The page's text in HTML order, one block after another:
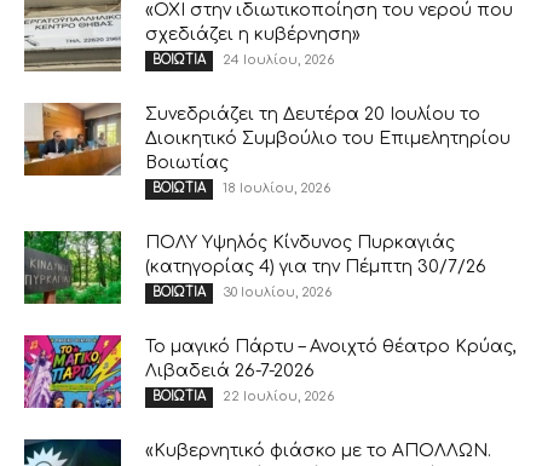
«ΟΧΙ στην ιδιωτικοποίηση του νερού που
σχεδιάζει η κυβέρνηση»
ΒΟΙΩΤΙΑ 24 Ιουλίου, 2026
Συνεδριάζει τη Δευτέρα 20 Ιουλίου το
Διοικητικό Συμβούλιο του Επιμελητηρίου
Βοιωτίας
ΒΟΙΩΤΙΑ 18 Ιουλίου, 2026
ΠΟΛΥ Υψηλός Κίνδυνος Πυρκαγιάς
(κατηγορίας 4) για την Πέμπτη 30/7/26
ΒΟΙΩΤΙΑ 30 Ιουλίου, 2026
Το μαγικό Πάρτυ – Ανοιχτό θέατρο Κρύας,
Λιβαδειά 26-7-2026
ΒΟΙΩΤΙΑ 22 Ιουλίου, 2026
«Κυβερνητικό φιάσκο με το ΑΠΟΛΛΩΝ.